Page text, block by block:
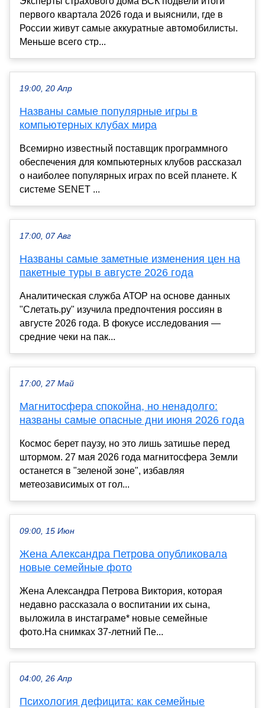
первого квартала 2026 года и выяснили, где в
России живут самые аккуратные автомобилисты.
Меньше всего стр...
19:00, 20 Апр
Названы самые популярные игры в
компьютерных клубах мира
Всемирно известный поставщик программного
обеспечения для компьютерных клубов рассказал
о наиболее популярных играх по всей планете. К
системе SENET ...
17:00, 07 Авг
Названы самые заметные изменения цен на
пакетные туры в августе 2026 года
Аналитическая служба АТОР на основе данных
"Слетать.ру" изучила предпочтения россиян в
августе 2026 года. В фокусе исследования —
средние чеки на пак...
17:00, 27 Май
Магнитосфера спокойна, но ненадолго:
названы самые опасные дни июня 2026 года
Космос берет паузу, но это лишь затишье перед
штормом. 27 мая 2026 года магнитосфера Земли
останется в "зеленой зоне", избавляя
метеозависимых от гол...
09:00, 15 Июн
Жена Александра Петрова опубликовала
новые семейные фото
Жена Александра Петрова Виктория, которая
недавно рассказала о воспитании их сына,
выложила в инстаграме* новые семейные
фото.На снимках 37-летний Пе...
04:00, 26 Апр
Психология дефицита: как семейные